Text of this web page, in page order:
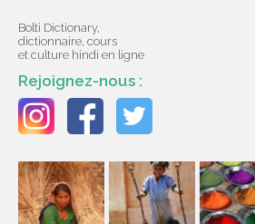
Bolti Dictionary,
dictionnaire, cours
et culture hindi en ligne
Rejoignez-nous :